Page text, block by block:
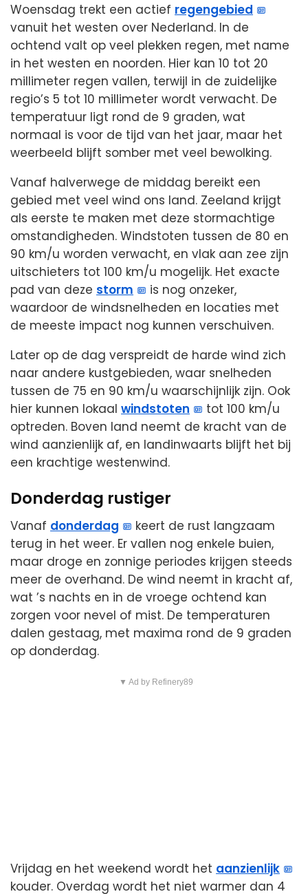
Woensdag trekt een actief regengebied
vanuit het westen over Nederland. In de
ochtend valt op veel plekken regen, met name
in het westen en noorden. Hier kan 10 tot 20
millimeter regen vallen, terwijl in de zuidelijke
regio’s 5 tot 10 millimeter wordt verwacht. De
temperatuur ligt rond de 9 graden, wat
normaal is voor de tijd van het jaar, maar het
weerbeeld blijft somber met veel bewolking.
Vanaf halverwege de middag bereikt een
gebied met veel wind ons land. Zeeland krijgt
als eerste te maken met deze stormachtige
omstandigheden. Windstoten tussen de 80 en
90 km/u worden verwacht, en vlak aan zee zijn
uitschieters tot 100 km/u mogelijk. Het exacte
pad van deze storm
is nog onzeker,
waardoor de windsnelheden en locaties met
de meeste impact nog kunnen verschuiven.
Later op de dag verspreidt de harde wind zich
naar andere kustgebieden, waar snelheden
tussen de 75 en 90 km/u waarschijnlijk zijn. Ook
hier kunnen lokaal windstoten
tot 100 km/u
optreden. Boven land neemt de kracht van de
wind aanzienlijk af, en landinwaarts blijft het bij
een krachtige westenwind.
Donderdag rustiger
Vanaf donderdag
keert de rust langzaam
terug in het weer. Er vallen nog enkele buien,
maar droge en zonnige periodes krijgen steeds
meer de overhand. De wind neemt in kracht af,
wat ’s nachts en in de vroege ochtend kan
zorgen voor nevel of mist. De temperaturen
dalen gestaag, met maxima rond de 9 graden
op donderdag.
▼ Ad by Refinery89
Vrijdag en het weekend wordt het aanzienlijk
kouder. Overdag wordt het niet warmer dan 4